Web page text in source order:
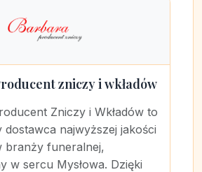
zniczy i wkładów
Zniczy i Wkładów to
najwyższej jakości
branży funeralnej,
w sercu Mysłowa. Dzięki